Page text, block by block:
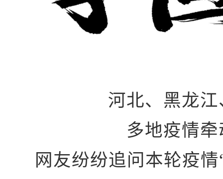
河北、黑龙
多地疫情
网友纷纷追问本轮疫